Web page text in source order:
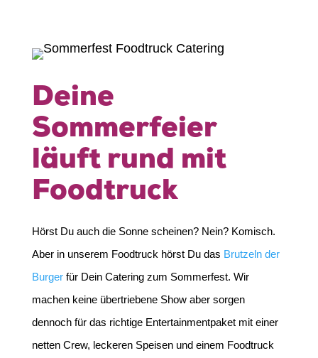
Deine
Sommerfeier
läuft rund mit
Foodtruck
Hörst Du auch die Sonne scheinen? Nein? Komisch.
Aber in unserem Foodtruck hörst Du das Brutzeln der
Burgerfür Dein Catering zum Sommerfest. Wir
machen keine übertriebene Show aber sorgen
dennoch für das richtige Entertainmentpaket mit einer
netten Crew, leckeren Speisen und einem Foodtruck